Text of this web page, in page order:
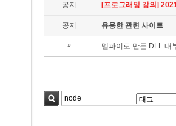
공지 [프로그래밍 강의]
공지 유용한 관련 사이트
» 델파이로 만든 DLL 내